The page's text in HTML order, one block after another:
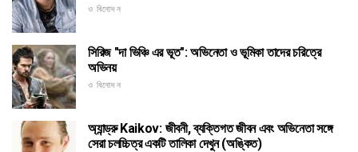
ও বিনোদন
সিরিজ "দা ভিঞ্চি এর ভূত": অভিনেতা ও ভূমিকা তাদের চরিত্রে
অভিনয়
ও বিনোদন
অ্যান্ড্রু Kaikov: জীবনী, ব্যক্তিগত জীবন এবং অভিনেতা সঙ্গে
সেরা চলচ্চিত্র একটি তালিকা দেখুন (অঙ্কিত)